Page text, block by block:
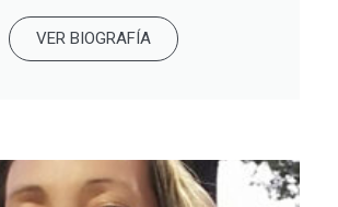
VER BIOGRAFÍA